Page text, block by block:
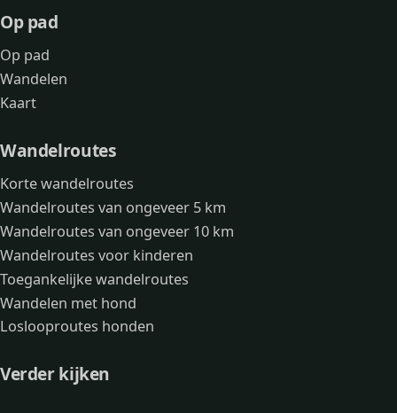
Op pad
Op pad
Wandelen
Kaart
Wandelroutes
Korte wandelroutes
Wandelroutes van ongeveer 5 km
Wandelroutes van ongeveer 10 km
Wandelroutes voor kinderen
Toegankelijke wandelroutes
Wandelen met hond
Loslooproutes honden
Verder kijken